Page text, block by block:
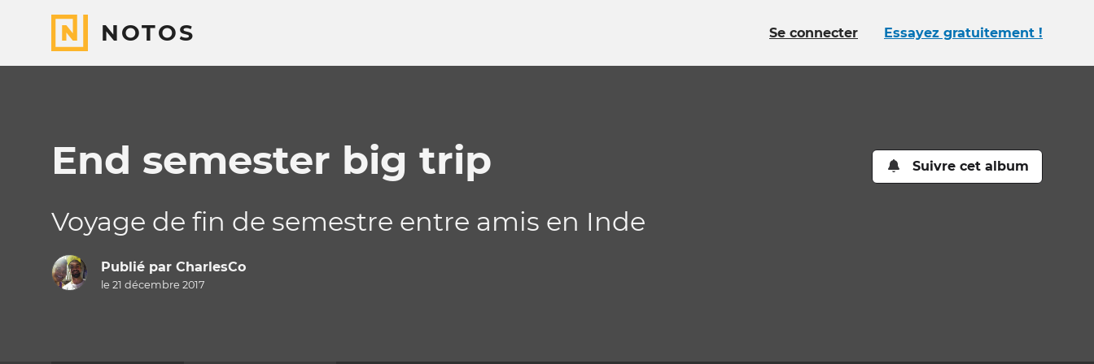
NOTOS Se connecter Essayez gratuitement !
End semester big trip Suivre cet album
Voyage de fin de semestre entre amis en Inde
Publié par CharlesCo
le 21 décembre 2017